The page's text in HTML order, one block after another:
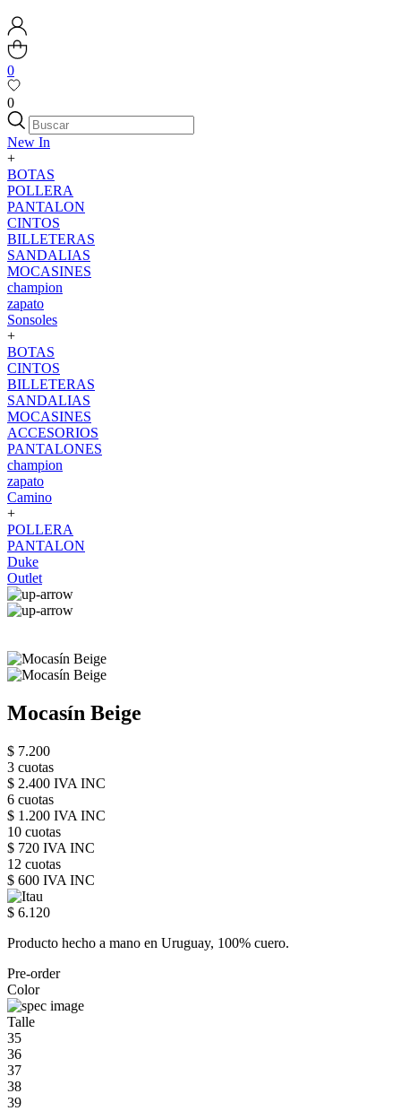
0
0
New In
+
BOTAS
POLLERA
PANTALON
CINTOS
BILLETERAS
SANDALIAS
MOCASINES
champion
zapato
Sonsoles
+
BOTAS
CINTOS
BILLETERAS
SANDALIAS
MOCASINES
ACCESORIOS
PANTALONES
champion
zapato
Camino
+
POLLERA
PANTALON
Duke
Outlet
Mocasín Beige
$ 7.200
3 cuotas
$ 2.400 IVA INC
6 cuotas
$ 1.200 IVA INC
10 cuotas
$ 720 IVA INC
12 cuotas
$ 600 IVA INC
$ 6.120
Producto hecho a mano en Uruguay, 100% cuero.
Pre-order
Color
Talle
35
36
37
38
39